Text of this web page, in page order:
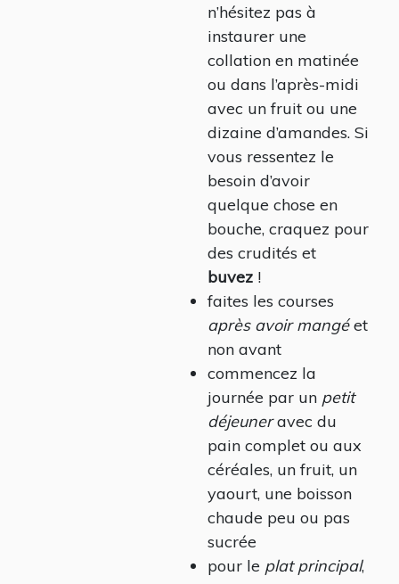
n’hésitez pas à
instaurer une
collation en matinée
ou dans l’après-midi
avec un fruit ou une
dizaine d’amandes. Si
vous ressentez le
besoin d’avoir
quelque chose en
bouche, craquez pour
des crudités et
buvez !
faites les courses
après avoir mangéet
non avant
commencez la
journée par un petit
déjeuneravec du
pain complet ou aux
céréales, un fruit, un
yaourt, une boisson
chaude peu ou pas
sucrée
pour le plat principal,